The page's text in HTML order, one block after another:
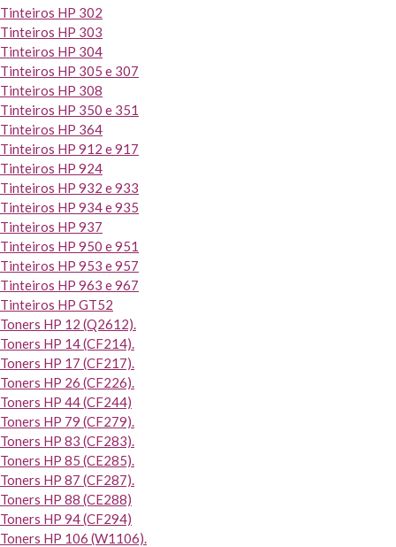
Tinteiros HP 302
Tinteiros HP 303
Tinteiros HP 304
Tinteiros HP 305 e 307
Tinteiros HP 308
Tinteiros HP 350 e 351
Tinteiros HP 364
Tinteiros HP 912 e 917
Tinteiros HP 924
Tinteiros HP 932 e 933
Tinteiros HP 934 e 935
Tinteiros HP 937
Tinteiros HP 950 e 951
Tinteiros HP 953 e 957
Tinteiros HP 963 e 967
Tinteiros HP GT52
Toners HP 12 (Q2612).
Toners HP 14 (CF214).
Toners HP 17 (CF217).
Toners HP 26 (CF226).
Toners HP 44 (CF244)
Toners HP 79 (CF279).
Toners HP 83 (CF283).
Toners HP 85 (CE285).
Toners HP 87 (CF287).
Toners HP 88 (CE288)
Toners HP 94 (CF294)
Toners HP 106 (W1106).